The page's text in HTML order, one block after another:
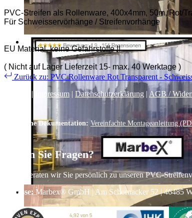
PVC-Streifen als Rollenware, 400x4mm, 50m, Rot/
Für Schweisservörhänge / Streifenvorhänge
EU Material, keine Gefahrstoffe !!
( Nicht auf Lager Lieferzeit 15- max. 40 Werktage )
Zurück zu: PVC Rollenware Rot Transparent -
| Impressum | Datenschutzerklärung | AGB /
Technische Dokumentation: Vereinfachte Montageanleitung
Haben Sie Fragen?
Gerne beraten wir Sie persönlich zu unseren PVC-
Adresse:Marbex® GmbH | Am Schornacker 52 | 46485